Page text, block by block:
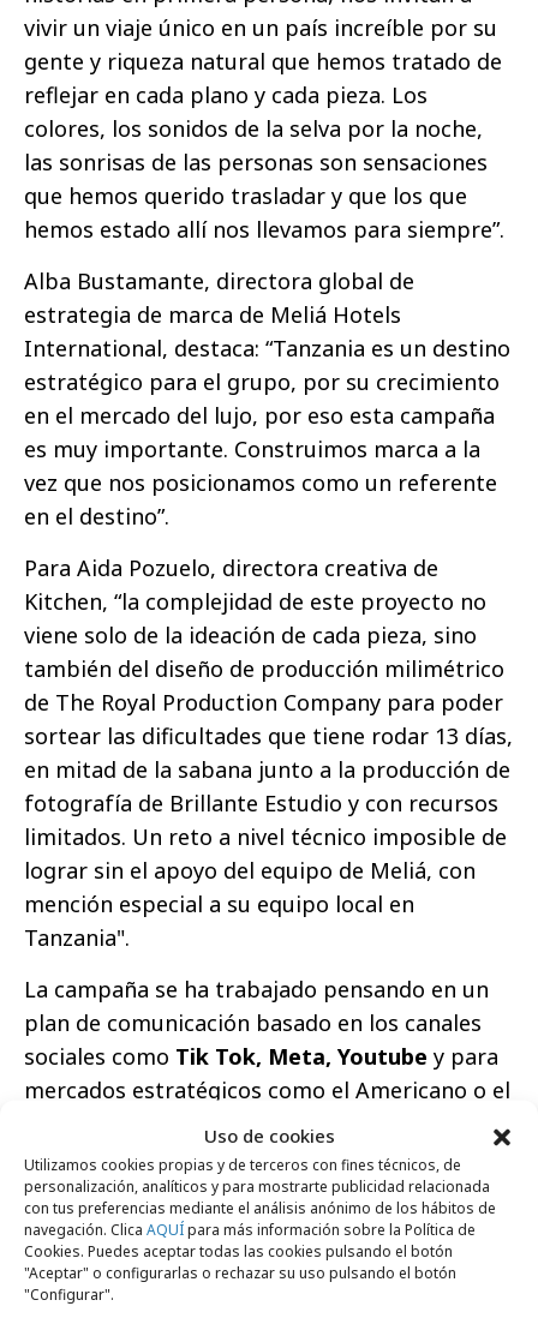
Uso de cookies
Utilizamos cookies propias y de terceros con fines técnicos, de
personalización, analíticos y para mostrarte publicidad relacionada
con tus preferencias mediante el análisis anónimo de los hábitos de
navegación. Clica AQUÍpara más información sobre la Política de
Cookies. Puedes aceptar todas las cookies pulsando el botón
"Aceptar" o configurarlas o rechazar su uso pulsando el botón
"Configurar".
vivir un viaje único en un país increíble por su
gente y riqueza natural que hemos tratado de
reflejar en cada plano y cada pieza. Los
colores, los sonidos de la selva por la noche,
las sonrisas de las personas son sensaciones
que hemos querido trasladar y que los que
hemos estado allí nos llevamos para siempre”.
Alba Bustamante, directora global de
estrategia de marca de Meliá Hotels
International, destaca: “Tanzania es un destino
estratégico para el grupo, por su crecimiento
en el mercado del lujo, por eso esta campaña
es muy importante. Construimos marca a la
vez que nos posicionamos como un referente
en el destino”.
Para Aida Pozuelo, directora creativa de
Kitchen, “la complejidad de este proyecto no
viene solo de la ideación de cada pieza, sino
también del diseño de producción milimétrico
de The Royal Production Company para poder
sortear las dificultades que tiene rodar 13 días,
en mitad de la sabana junto a la producción de
fotografía de Brillante Estudio y con recursos
limitados. Un reto a nivel técnico imposible de
lograr sin el apoyo del equipo de Meliá, con
mención especial a su equipo local en
Tanzania".
La campaña se ha trabajado pensando en un
plan de comunicación basado en los canales
sociales como Tik Tok, Meta, Youtube y para
mercados estratégicos como el Americano o el
Haz clic para aceptar cookies de marketing